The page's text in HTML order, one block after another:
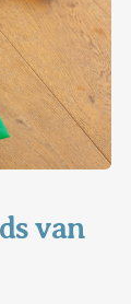
van